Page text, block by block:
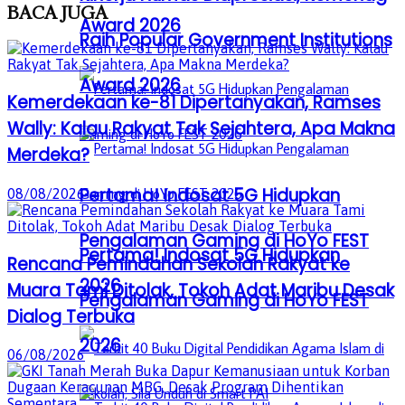
Award 2026
Pertama! Indosat 5G Hidupkan
Pengalaman Gaming di HoYo FEST
2026
Raih Popular Government Institutions
Award 2026
Pertama! Indosat 5G Hidupkan
Pengalaman Gaming di HoYo FEST
2026
BACAJUGA
Kemerdekaan ke-81 Dipertanyakan, Ramses
Wally: Kalau Rakyat Tak Sejahtera, Apa Makna
Merdeka?
08/08/2026
Rencana Pemindahan Sekolah Rakyat ke
Muara Tami Ditolak, Tokoh Adat Maribu Desak
Dialog Terbuka
06/08/2026